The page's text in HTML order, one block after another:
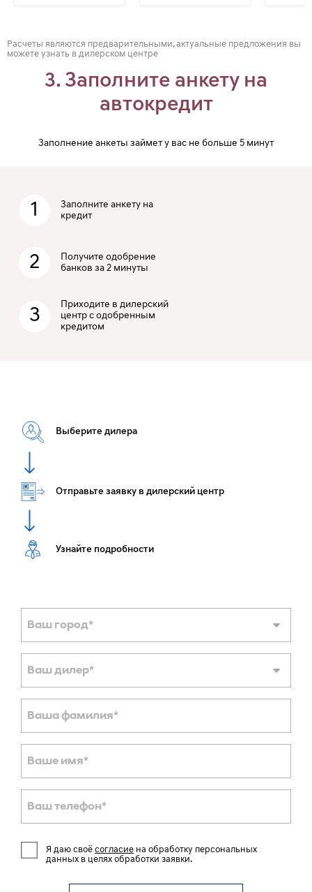
Расчеты являются предварительными, актуальные предложения вы
можете узнать в дилерском центре
3. Заполните анкету на
автокредит
Заполнение анкеты займет у вас не больше 5 минут
1
Заполните анкету на
кредит
2
Получите одобрение
банков за 2 минуты
3
Приходите в дилерский
центр с одобренным
кредитом
Выберите дилера
Отправьте заявку в дилерский центр
Узнайте подробности
Ваш город*
Ваш дилер*
Ваша фамилия*
Ваше имя*
Ваш телефон*
Я даю своё согласие на обработку персональных
данных в целях обработки заявки.